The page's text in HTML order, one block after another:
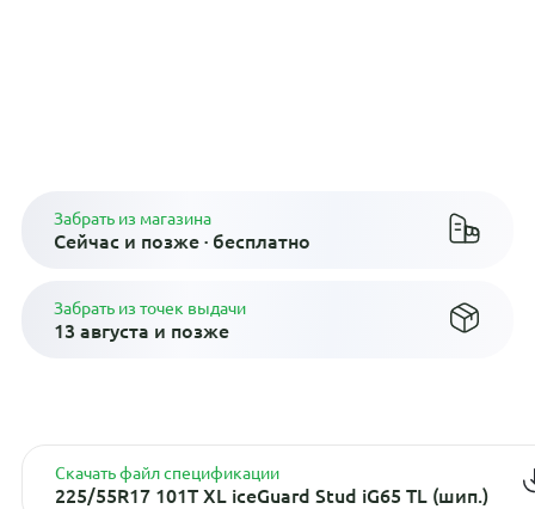
Забрать из магазина
Сейчас и позже · бесплатно
Забрать из точек выдачи
13 августа и позже
Скачать файл спецификации
225/55R17 101T XL iceGuard Stud iG65 TL (шип.)